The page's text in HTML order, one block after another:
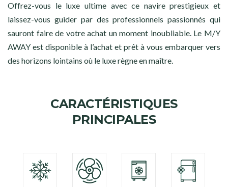
Offrez-vous le luxe ultime avec ce navire prestigieux et
laissez-vous guider par des professionnels passionnés qui
sauront faire de votre achat un moment inoubliable. Le M/Y
AWAY est disponible à l’achat et prêt à vous embarquer vers
des horizons lointains où le luxe règne en maître.
CARACTÉRISTIQUES
PRINCIPALES